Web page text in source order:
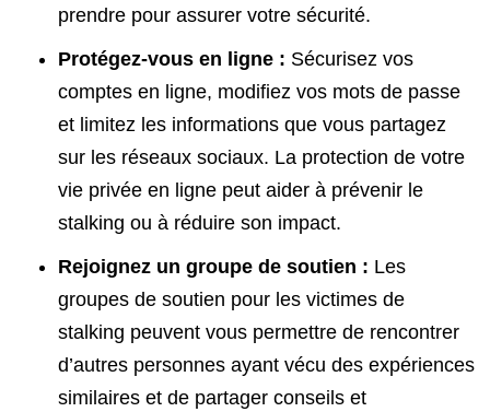
prendre pour assurer votre sécurité.
Protégez-vous en ligne : Sécurisez vos
comptes en ligne, modifiez vos mots de passe
et limitez les informations que vous partagez
sur les réseaux sociaux. La protection de votre
vie privée en ligne peut aider à prévenir le
stalking ou à réduire son impact.
Rejoignez un groupe de soutien : Les
groupes de soutien pour les victimes de
stalking peuvent vous permettre de rencontrer
d’autres personnes ayant vécu des expériences
similaires et de partager conseils et